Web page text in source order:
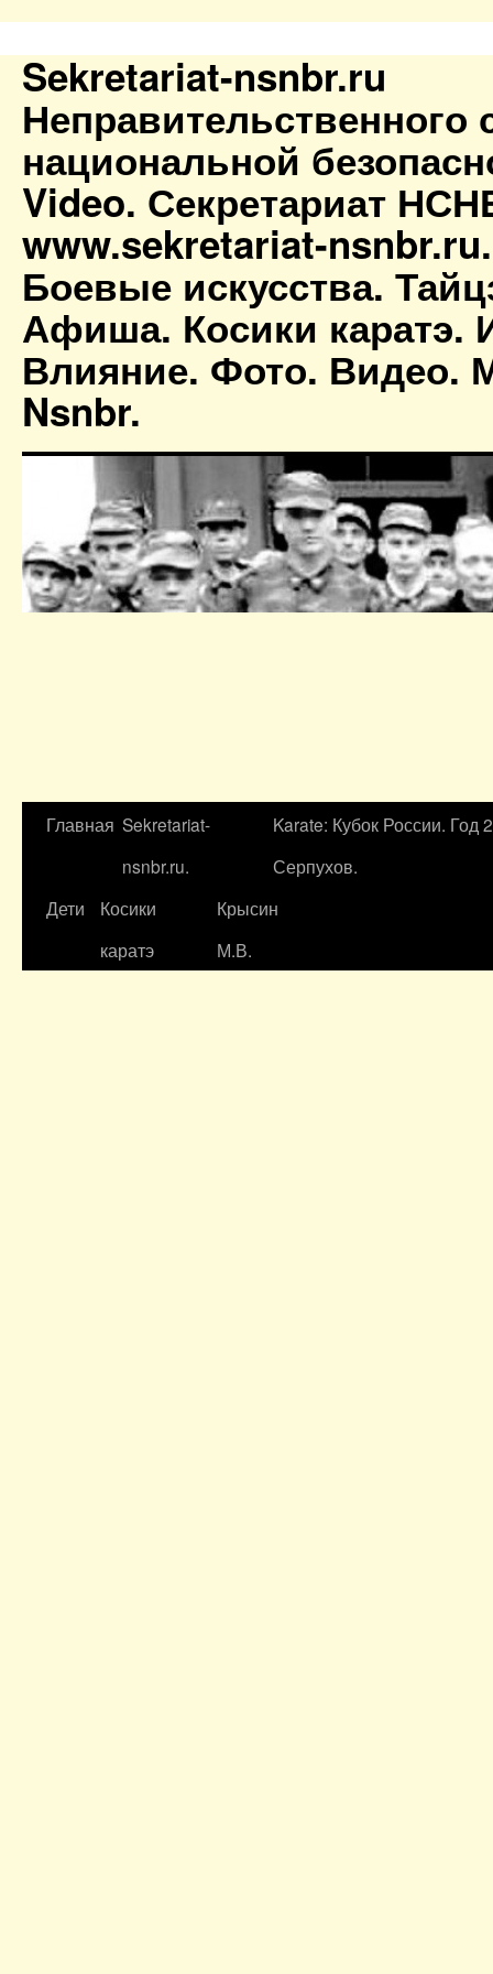
Sekretariat-nsnbr.ru
Неправительственного
национальной
Video. Секретариат
www.sekretariat-
Боевые искусства.
Афиша. Косики каратэ.
Влияние. Фото. Видео.
Nsnbr.
Главная Sekretariat-
nsnbr.ru.
Karate: Кубок России. Год
Серпухов.
Дети
Косики
каратэ
Крысин
М.В.